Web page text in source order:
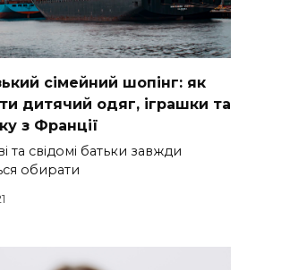
сімейний шопінг: як
дитячий одяг, іграшки та
з Франції
та свідомі батьки завжди
обирати